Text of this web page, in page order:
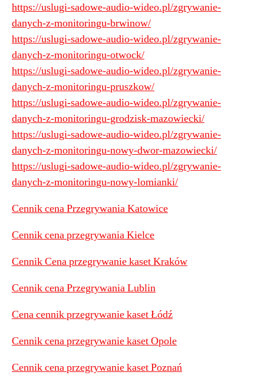
https://uslugi-sadowe-audio-wideo.pl/zgrywanie-
danych-z-monitoringu-brwinow/
https://uslugi-sadowe-audio-wideo.pl/zgrywanie-
danych-z-monitoringu-otwock/
https://uslugi-sadowe-audio-wideo.pl/zgrywanie-
danych-z-monitoringu-pruszkow/
https://uslugi-sadowe-audio-wideo.pl/zgrywanie-
danych-z-monitoringu-grodzisk-mazowiecki/
https://uslugi-sadowe-audio-wideo.pl/zgrywanie-
danych-z-monitoringu-nowy-dwor-mazowiecki/
https://uslugi-sadowe-audio-wideo.pl/zgrywanie-
danych-z-monitoringu-nowy-lomianki/
Cennik cena Przegrywania Katowice
Cennik cena przegrywania Kielce
Cennik Cena przegrywanie kaset Kraków
Cennik cena Przegrywania Lublin
Cena cennik przegrywanie kaset Łódź
Cennik cena przegrywanie kaset Opole
Cennik cena przegrywanie kaset Poznań